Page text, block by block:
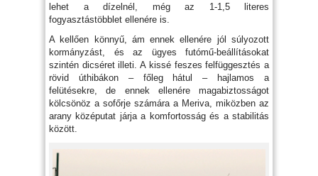
lehet a dízelnél, még az 1-1,5 literes
fogyasztástöbblet ellenére is.
A kellően könnyű, ám ennek ellenére jól súlyozott
kormányzást, és az ügyes futómű-beállításokat
szintén dicséret illeti. A kissé feszes felfüggesztés a
rövid úthibákon – főleg hátul – hajlamos a
felütésekre, de ennek ellenére magabiztosságot
kölcsönöz a sofőrje számára a Meriva, miközben az
arany középutat járja a komfortosság és a stabilitás
között.